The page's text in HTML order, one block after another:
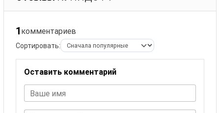
1 комментариев
Сортировать:
Оставить комментарий
Ваше имя